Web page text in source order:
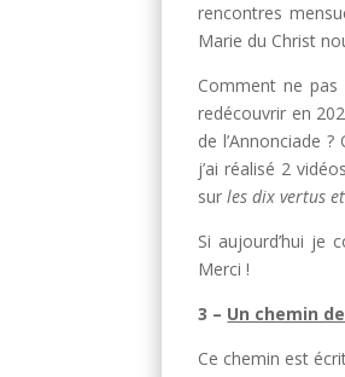
rencontres
Marie du Christ
Comment ne
redécouvrir en
de l’Annonciade
j’ai réalisé 2
surles dix vertus
Si aujourd’hui je
Merci !
3 – Un chemin
Ce chemin est